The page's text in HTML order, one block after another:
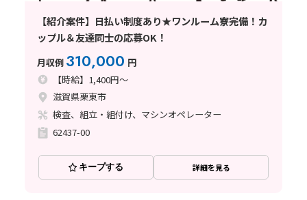
【紹介案件】日払い制度あり★ワンルーム寮完備！カ
ップル＆友達同士の応募OK！
月収例 310,000 円
【時給】1,400円～
滋賀県栗東市
検査、組立・組付け、マシンオペレーター
62437-00
キープする 詳細を見る